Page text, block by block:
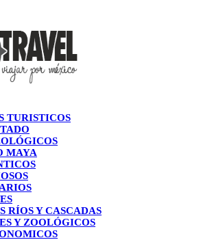
TURISTICOS
MAYA
RÍOS Y CASCADAS
Y ZOOLÓGICOS